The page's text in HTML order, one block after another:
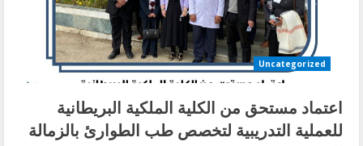
Uncategorized
اعتماد مستحق من الكلية الملكية البريطانية
للعملية التدريبية لتخصص طب الطوارئ بالزمالة